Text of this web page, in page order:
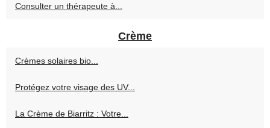
Consulter un thérapeute à...
Crème
Crèmes solaires bio...
Protégez votre visage des UV...
La Crème de Biarritz : Votre...